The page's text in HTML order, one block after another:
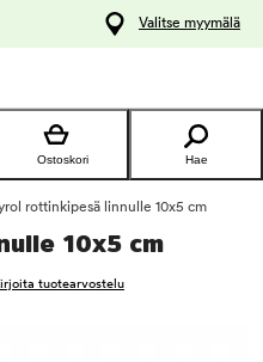
Valitse myymälä
Ostoskori Hae
rottinkipesä linnulle 10x5 cm
10x5 cm
tuotearvostelu